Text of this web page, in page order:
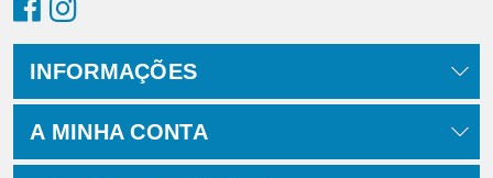
INFORMAÇÕES
A MINHA CONTA